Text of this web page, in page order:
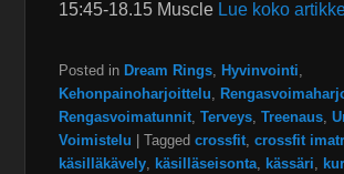
15:45-18.15 Muscle Lue koko
Posted in Dream Rings, Hyvinvointi,
Kehonpainoharjoittelu,
Rengasvoimatunnit,Terveys,Treenaus,
Voimistelu
|Tagged crossfit,crossfit
käsilläkävely, käsilläseisonta, kässäri,